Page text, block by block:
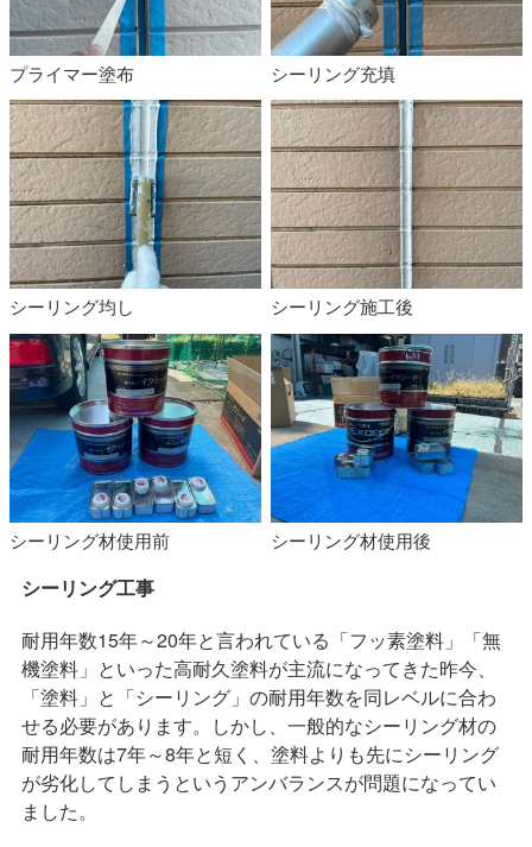
プライマー塗布 シーリング充填
シーリング均し シーリング施工後
シーリング材使用前 シーリング材使用後
シーリング工事
耐用年数15年～20年と言われている「フッ素塗料」「無
機塗料」といった高耐久塗料が主流になってきた昨今、
「塗料」と「シーリング」の耐用年数を同レベルに合わ
せる必要があります。しかし、一般的なシーリング材の
耐用年数は7年～8年と短く、塗料よりも先にシーリング
が劣化してしまうというアンバランスが問題になってい
ました。